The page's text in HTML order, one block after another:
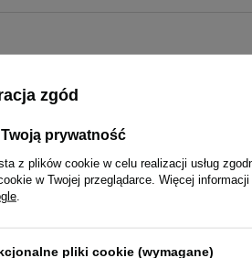
To także
zgód
prywatność
z plików cookie w celu realizacji usług
w Twojej przeglądarce. Więcej
pliki cookie (wymagane)